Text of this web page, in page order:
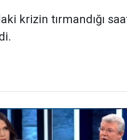
krizin tırmandığı